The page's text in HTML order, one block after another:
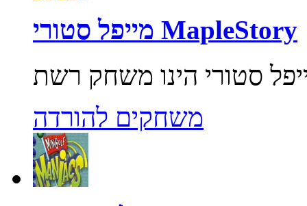
מייפל סטורי MapleStory
משחקים להורדה